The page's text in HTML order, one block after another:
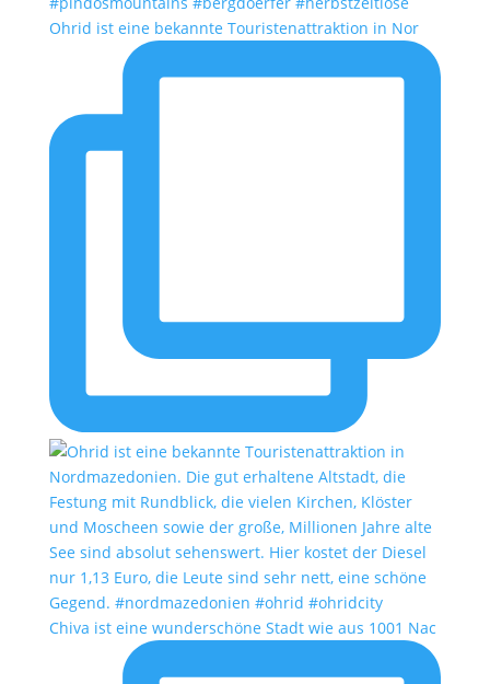
Ohrid ist eine bekannte Touristenattraktion in Nor
Chiva ist eine wunderschöne Stadt wie aus 1001 Nac